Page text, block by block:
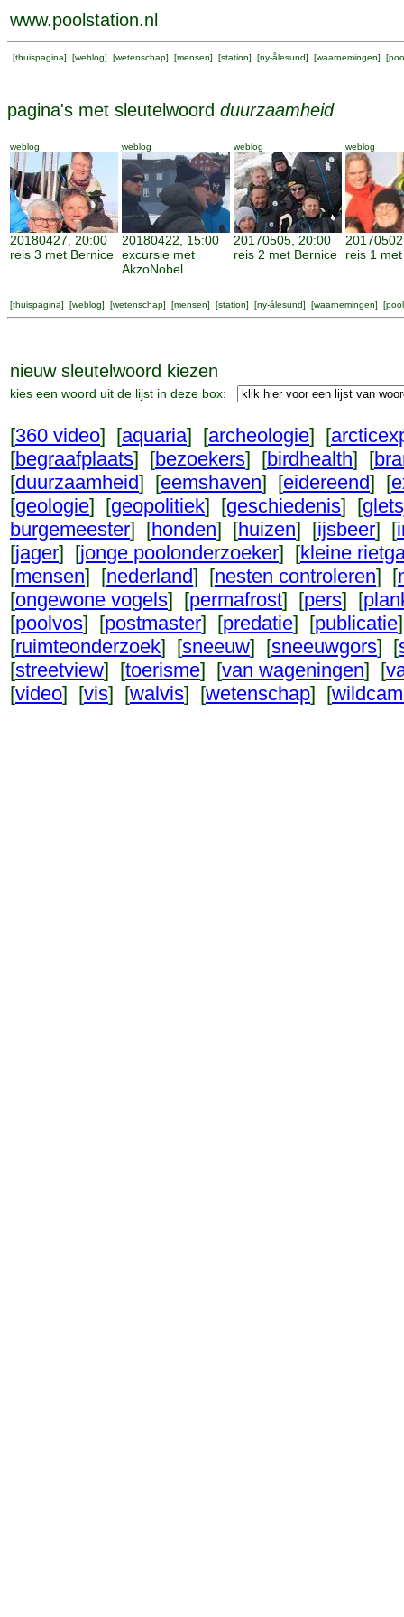
www.poolstation.nl
[thuispagina] [weblog] [wetenschap] [mensen] [station] [ny-ålesund] [waarnemingen] [
pagina's met sleutelwoord duurzaamheid
weblog
20180427, 20:00
reis 3 met Bernice
weblog
20180422, 15:00
excursie met
AkzoNobel
weblog
20170505, 20:00
reis 2 met Bernice
weblog
reis 1
[thuispagina] [weblog] [wetenschap] [mensen] [station] [ny-ålesund] [waarnemingen] [
nieuw sleutelwoord kiezen
kies een woord uit de lijst in deze box:
[360 video] [aquaria] [archeologie] [
[begraafplaats] [bezoekers] [birdhealth] [
[duurzaamheid] [eemshaven] [eidereend] [
[geologie] [geopolitiek] [geschiedenis] [
burgemeester] [honden] [huizen] [ijsbeer] [
[jager] [jonge poolonderzoeker] [kleine
[mensen] [nederland] [nesten controleren] [
[ongewone vogels] [permafrost] [pers] [
[poolvos] [postmaster] [predatie] [publicatie
[ruimteonderzoek] [sneeuw] [sneeuwgors] [
[streetview] [toerisme] [van wageningen] [
[video] [vis] [walvis] [wetenschap] [